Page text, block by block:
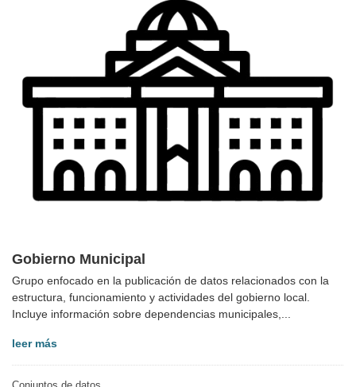
Gobierno Municipal
Grupo enfocado en la publicación de datos relacionados con la
estructura, funcionamiento y actividades del gobierno local.
Incluye información sobre dependencias municipales,...
leer más